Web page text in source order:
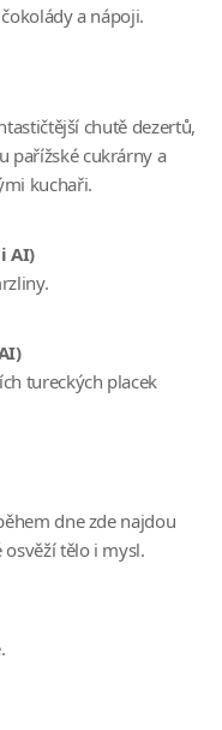
a nápoji.
chutě dezertů,
pařížské cukrárny a
kuchaři.
AI)
tureckých placek
dne zde najdou
tělo i mysl.